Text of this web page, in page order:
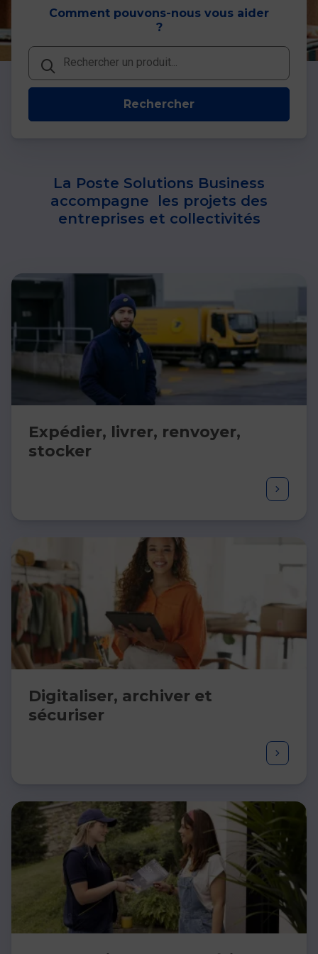
Comment pouvons-nous vous aider
?
Rechercher
Rechercher
Rechercher
La Poste Solutions Business
accompagne les projets des
entreprises et collectivités
Expédier, livrer, renvoyer,
stocker
Digitaliser, archiver et
sécuriser​